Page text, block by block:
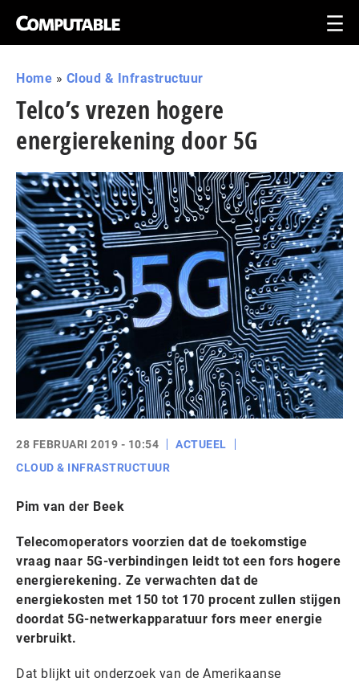
Home » Cloud & Infrastructuur
Telco’s vrezen hogere
energierekening door 5G
28 FEBRUARI 2019 - 10:54
ACTUEEL
CLOUD & INFRASTRUCTUUR
Pim van der Beek
Telecomoperators voorzien dat de toekomstige
vraag naar 5G-verbindingen leidt tot een fors hogere
energierekening. Ze verwachten dat de
energiekosten met 150 tot 170 procent zullen stijgen
doordat 5G-netwerkapparatuur fors meer energie
verbruikt.
Dat blijkt uit onderzoek van de Amerikaanse